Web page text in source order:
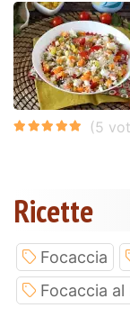
Ricette
Focaccia
Focaccia